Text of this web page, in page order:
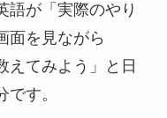
語が「実際のやり
面を見ながら
えてみよう」と日
す。